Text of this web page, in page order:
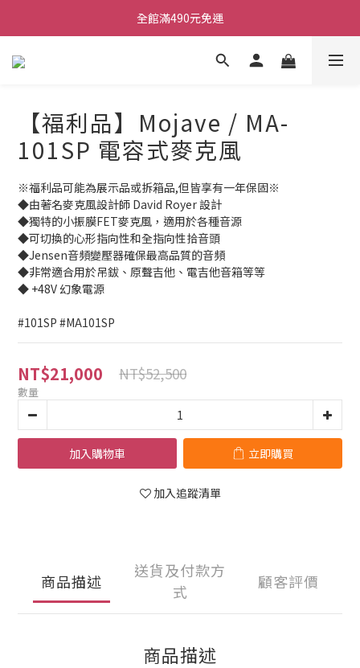
ATB會員 滿20000折1000 滿10000折500 滿5000折250
全館滿490元免運
單顆效果器最低44折
【福利品】Mojave / MA-
101SP 電容式麥克風
※福利品可能為展示品或拆箱品,但皆享有一年保固※
◆由著名麥克風設計師 David Royer 設計
◆獨特的小振膜FET麥克風，適用於各種音源
◆可切換的心形指向性和全指向性拾音頭
◆Jensen音頻變壓器確保最高品質的音頻
◆非常適合用於吊鈸、原聲吉他、電吉他音箱等等
◆ +48V 幻象電源
#101SP #MA101SP
NT$21,000 NT$52,500
數量
加入購物車 立即購買
加入追蹤清單
商品描述
送貨及付款方
式
顧客評價
商品描述